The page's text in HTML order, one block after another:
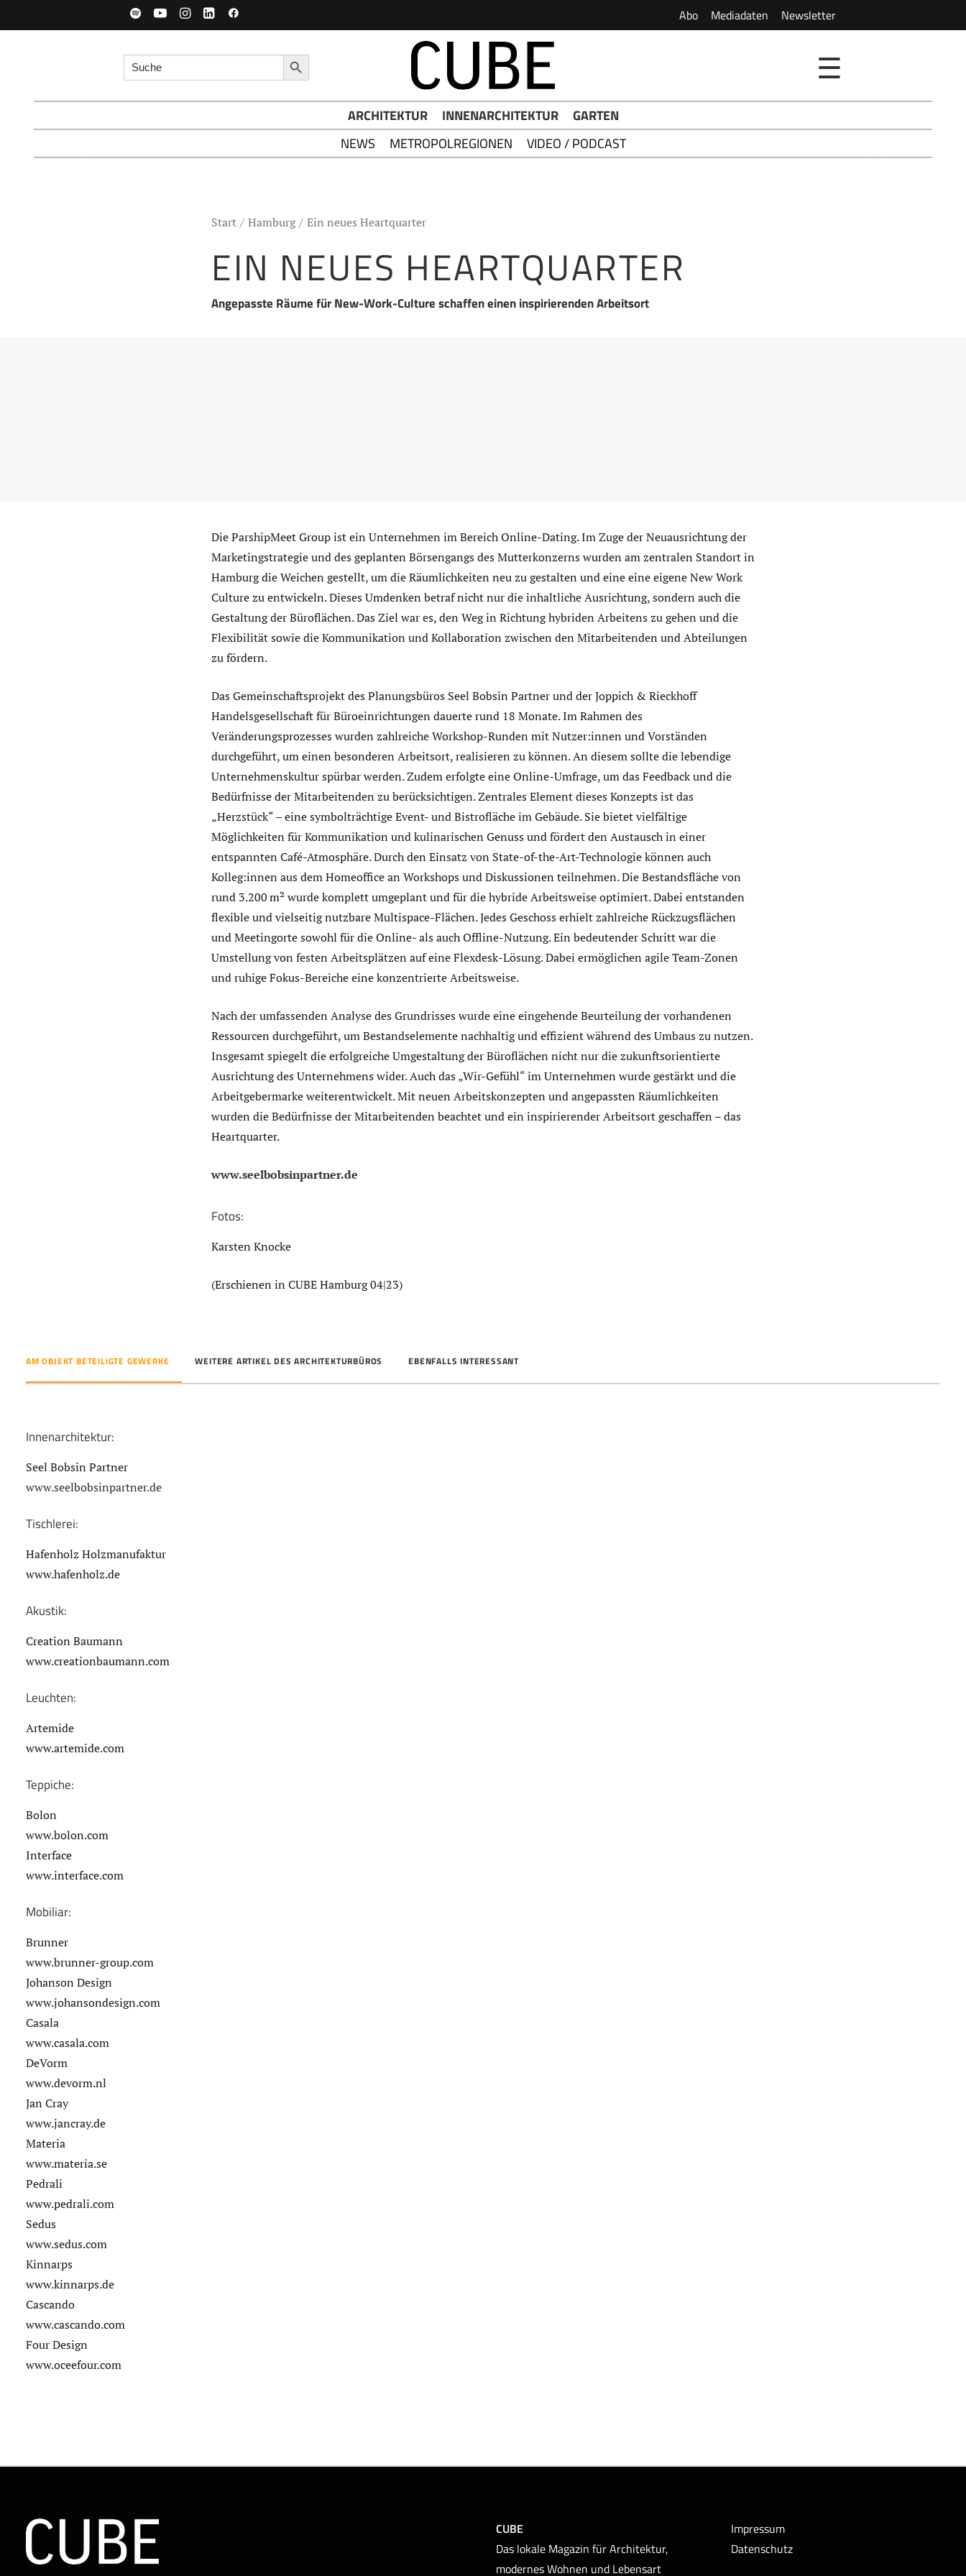
Abo Mediadaten Newsletter
Search for: Search Button ☰
ARCHITEKTUR INNENARCHITEKTUR
GARTEN
NEWS
METROPOLREGIONEN VIDEO / PODCAST
Start Hamburg Ein neues Heartquarter
EIN NEUES HEARTQUARTER
Angepasste Räume für New-Work-Culture schaffen einen inspirierenden Arbeitsort
Die ParshipMeet Group ist ein Unternehmen im Bereich Online-Dating. Im Zuge der Neuausrichtung der
Marketingstrategie und des geplanten Börsengangs des Mutterkonzerns wurden am zentralen Standort in
Hamburg die Weichen gestellt, um die Räumlichkeiten neu zu gestalten und eine eine eigene New Work
Culture zu entwickeln. Dieses Umdenken betraf nicht nur die inhaltliche Ausrichtung, sondern auch die
Gestaltung der Büroflächen. Das Ziel war es, den Weg in Richtung hybriden Arbeitens zu gehen und die
Flexibilität sowie die Kommunikation und Kollaboration zwischen den Mitarbeitenden und Abteilungen
zu fördern.
Das Gemeinschaftsprojekt des Planungsbüros Seel Bobsin Partner und der Joppich & Rieckhoff
Handelsgesellschaft für Büroeinrichtungen dauerte rund 18 Monate. Im Rahmen des
Veränderungsprozesses wurden zahlreiche Workshop-Runden mit Nutzer:innen und Vorständen
durchgeführt, um einen besonderen Arbeitsort, realisieren zu können. An diesem sollte die lebendige
Unternehmenskultur spürbar werden. Zudem erfolgte eine Online-Umfrage, um das Feedback und die
Bedürfnisse der Mitarbeitenden zu berücksichtigen. Zentrales Element dieses Konzepts ist das
„Herzstück“ – eine symbolträchtige Event- und Bistrofläche im Gebäude. Sie bietet vielfältige
Möglichkeiten für Kommunikation und kulinarischen Genuss und fördert den Austausch in einer
entspannten Café-Atmosphäre. Durch den Einsatz von State-of-the-Art-Technologie können auch
Kolleg:innen aus dem Homeoffice an Workshops und Diskussionen teilnehmen. Die Bestandsfläche von
rund 3.200 m² wurde komplett umgeplant und für die hybride Arbeitsweise optimiert. Dabei entstanden
flexible und vielseitig nutzbare Multispace-Flächen. Jedes Geschoss erhielt zahlreiche Rückzugsflächen
und Meetingorte sowohl für die Online- als auch Offline-Nutzung. Ein bedeutender Schritt war die
Umstellung von festen Arbeitsplätzen auf eine Flexdesk-Lösung. Dabei ermöglichen agile Team-Zonen
und ruhige Fokus-Bereiche eine konzentrierte Arbeitsweise.
Nach der umfassenden Analyse des Grundrisses wurde eine eingehende Beurteilung der vorhandenen
Ressourcen durchgeführt, um Bestandselemente nachhaltig und effizient während des Umbaus zu nutzen.
Insgesamt spiegelt die erfolgreiche Umgestaltung der Büroflächen nicht nur die zukunftsorientierte
Ausrichtung des Unternehmens wider. Auch das „Wir-Gefühl“ im Unternehmen wurde gestärkt und die
Arbeitgebermarke weiterentwickelt. Mit neuen Arbeitskonzepten und angepassten Räumlichkeiten
wurden die Bedürfnisse der Mitarbeitenden beachtet und ein inspirierender Arbeitsort geschaffen – das
Heartquarter.
www.seelbobsinpartner.de
Fotos:
Karsten Knocke
(Erschienen in CUBE Hamburg 04|23)
AM OBJEKT BETEILIGTE GEWERKE WEITERE ARTIKEL DES ARCHITEKTURBÜROS EBENFALLS INTERESSANT
Innenarchitektur:
Seel Bobsin Partner
www.seelbobsinpartner.de
Tischlerei:
Hafenholz Holzmanufaktur
www.hafenholz.de
Akustik:
Creation Baumann
www.creationbaumann.com
Leuchten:
Artemide
www.artemide.com
Teppiche:
Bolon
www.bolon.com
Interface
www.interface.com
Mobiliar:
Brunner
www.brunner-group.com
Johanson Design
www.johansondesign.com
Casala
www.casala.com
DeVorm
www.devorm.nl
Jan Cray
www.jancray.de
Materia
www.materia.se
Pedrali
www.pedrali.com
Sedus
www.sedus.com
Kinnarps
www.kinnarps.de
Cascando
www.cascando.com
Four Design
www.oceefour.com
CUBE
Das lokale Magazin für Architektur,
modernes Wohnen und Lebensart
Impressum
Datenschutz